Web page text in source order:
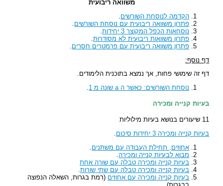
משוואה ריבועית
הקדמה לנוסחת השורשים
פתרון משוואה ריבועית עם נוסחת השורשים
נוסחאות הכפל המקוצר 3 יחידות
.
פתרון משוואות ריבועית לא מסודרות.
פתרון משוואה ריבועית עם פרמטרים חסרים
דף נוסף:
דף זה שימושי פחות, אך נמצא בתוכנית הלימודים.
נוסחת השורשים: כאשר ה a שונה מ 1
.
בעיות קנייה ומכירה
11 שיעורים בנושא בעיות מילוליות
בעיות קנייה ומכירה 3 יחידות סיכום
אחוזים, תחילת העבודה עם משתנים
מבוא לבעיות קנייה ומכירה
בעיות קנייה ומכירה טבלה עם שורה אחת
בעיות קנייה ומכירה טבלה עם שתי שורות.
בעיות קנייה ומכירה עם אחוזים (רמת בגרות, השאלה הנפוצה